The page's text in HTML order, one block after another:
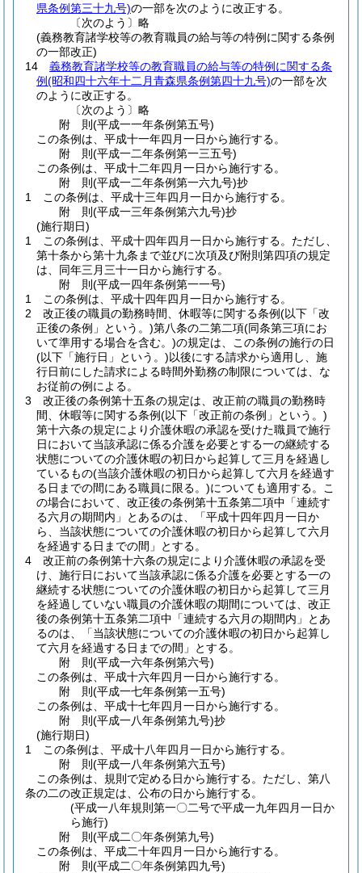
県条例第三十九号)の一部を次のように改正する。
〔次のよう〕略
(義務教育諸学校等の教育職員の給与等の特例に関する条例
の一部改正)
14
義務教育諸学校等の教育職員の給与等の特例に関する条
例(昭和四十六年十二月青森県条例第四十九号)の一部を次
のように改正する。
〔次のよう〕略
附 則(平成一一年条例第五号)
この条例は、平成十一年四月一日から施行する。
附 則(平成一二年条例第一三五号)
この条例は、平成十二年四月一日から施行する。
附 則(平成一二年条例第一六九号)抄
1
この条例は、平成十三年四月一日から施行する。
附 則(平成一三年条例第六九号)抄
(施行期日)
1
この条例は、平成十四年四月一日から施行する。 ただし、
第十条から第十九条まで並びに次項及び附則第四項の規定
は、同年三月三十一日から施行する。
附 則(平成一四年条例第一一号)
1
この条例は、平成十四年四月一日から施行する。
2
改正後の職員の勤務時間、休暇等に関する条例(以下「改
正後の条例」という。)第八条の二第二項(同条第三項にお
いて準用する場合を含む。)の規定は、この条例の施行の日
(以下「施行日」という。)以後にする請求から適用し、施
行日前にした請求による時間外勤務の制限については、な
お従前の例による。
3
改正後の条例第十五条の規定は、改正前の職員の勤務時
間、休暇等に関する条例(以下「改正前の条例」という。)
第十六条の規定により介護休暇の承認を受けた職員で施行
日において当該承認に係る介護を必要とする一の継続する
状態についての介護休暇の初日から起算して三月を経過し
ているもの(当該介護休暇の初日から起算して六月を経過す
る日までの間にある職員に限る。)についても適用する。
こ
の場合において、改正後の条例第十五条第二項中「連続す
る六月の期間内」とあるのは、「平成十四年四月一日か
ら、当該状態についての介護休暇の初日から起算して六月
を経過する日までの間」とする。
4
改正前の条例第十六条の規定により介護休暇の承認を受
け、施行日において当該承認に係る介護を必要とする一の
継続する状態についての介護休暇の初日から起算して三月
を経過していない職員の介護休暇の期間については、改正
後の条例第十五条第二項中「連続する六月の期間内」とあ
るのは、「当該状態についての介護休暇の初日から起算し
て六月を経過する日までの間」とする。
附 則(平成一六年条例第六号)
この条例は、平成十六年四月一日から施行する。
附 則(平成一七年条例第一五号)
この条例は、平成十七年四月一日から施行する。
附 則(平成一八年条例第九号)抄
(施行期日)
1
この条例は、平成十八年四月一日から施行する。
附 則(平成一八年条例第六五号)
この条例は、規則で定める日から施行する。 ただし、第八
条の二の改正規定は、公布の日から施行する。
(平成一八年規則第一〇二号で平成一九年四月一日か
ら施行)
附 則(平成二〇年条例第九号)
この条例は、平成二十年四月一日から施行する。
附 則(平成二〇年条例第四九号)